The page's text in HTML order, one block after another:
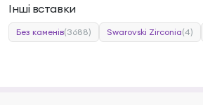
Інші вставки
Без каменів(3688) Swarovski Zirconia(4)